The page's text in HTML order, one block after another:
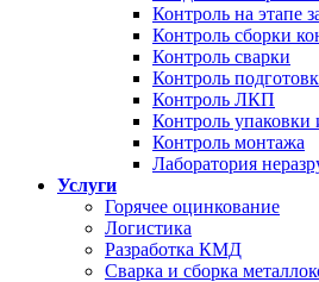
Контроль на этапе
Контроль сборки
Контроль сварки
Контроль
Контроль ЛКП
Контроль упаковки
Контроль монтажа
Лаборатория
Услуги
Горячее оцинкование
Логистика
Разработка КМД
Сварка и сборка